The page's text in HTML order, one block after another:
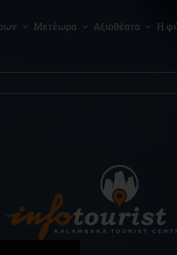
Μετέωρα Αξιοθέατα Η